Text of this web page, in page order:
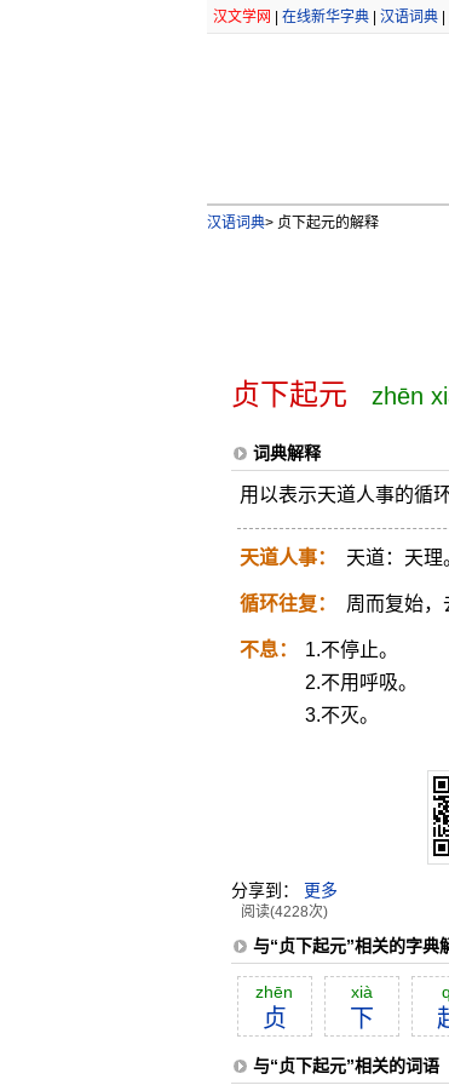
汉文学网 在线新华字典| 汉语词典|
汉语词典>贞下起元的解释
贞下起元 zhēn
词典解释
用以表示天道人事的循
天道人事： 天道：天理
循环往复： 周而复始，
不息：
1.不停止。
2.不用呼吸。
3.不灭。
分享到： 更多
阅读(4228次)
与“贞下起元”相关的字典
zhēn
贞
xià
下
与“贞下起元”相关的词语